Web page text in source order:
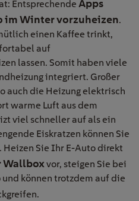
Entsprechende Apps
im Winter vorzuheizen.
einen Kaffee trinkt,
auf
lassen. Somit haben viele
integriert. Großer
auch die Heizung elektrisch
warme Luft aus dem
viel schneller auf als ein
Eiskratzen können Sie
Sie Ihr E-Auto direkt
Wallboxvor, steigen Sie bei
können trotzdem auf die